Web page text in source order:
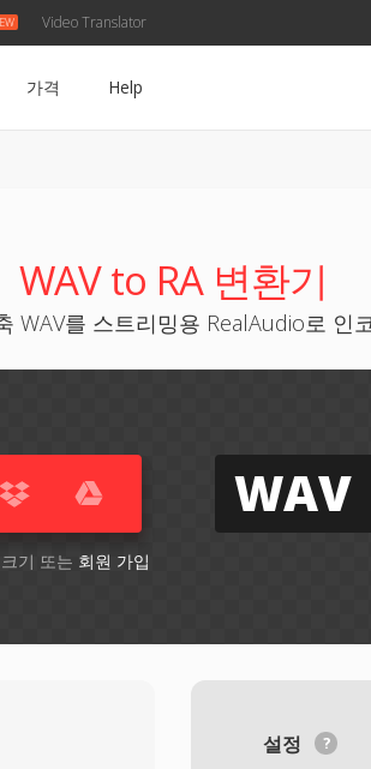
Video Translator
가격 Help
WAV to RA 변환기
WAV를 스트리밍용 RealAudio로 인
기 또는 회원 가입
WAV
설정